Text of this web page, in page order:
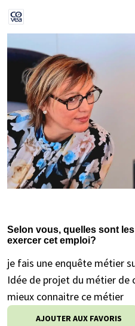
Selon vous, quelles sont
exercer cet emploi?
je fais une enquête métier
Idée de projet du métier de
mieux connaitre ce métier
AJOUTER AUX FAVORIS